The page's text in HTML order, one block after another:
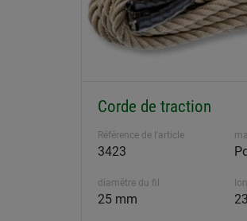
Corde de traction
Référence de l'article
3423
diamètre du fil
25 mm